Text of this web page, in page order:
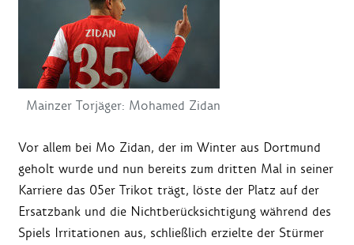
Mainzer Torjäger: Mohamed Zidan
Vor allem bei Mo Zidan, der im Winter aus Dortmund
geholt wurde und nun bereits zum dritten Mal in seiner
Karriere das 05er Trikot trägt, löste der Platz auf der
Ersatzbank und die Nichtberücksichtigung während des
Spiels Irritationen aus, schließlich erzielte der Stürmer